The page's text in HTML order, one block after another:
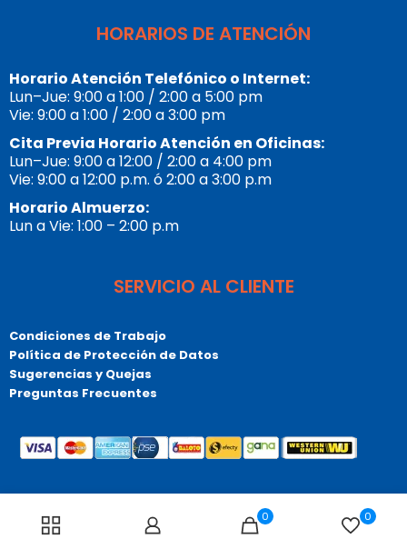
0 0
HORARIOS DE ATENCIÓN
Horario Atención Telefónico o Internet:
Lun–Jue: 9:00 a 1:00 / 2:00 a 5:00 pm
Vie: 9:00 a 1:00 / 2:00 a 3:00 pm
Cita Previa Horario Atención en Oficinas:
Lun–Jue: 9:00 a 12:00 / 2:00 a 4:00 pm
Vie: 9:00 a 12:00 p.m. ó 2:00 a 3:00 p.m
Horario Almuerzo:
Lun a Vie: 1:00 – 2:00 p.m
SERVICIO AL CLIENTE
Condiciones de Trabajo
Política de Protección de Datos
Sugerencias y Quejas
Preguntas Frecuentes
reservados. Bogotá – Colombia – Sur América.